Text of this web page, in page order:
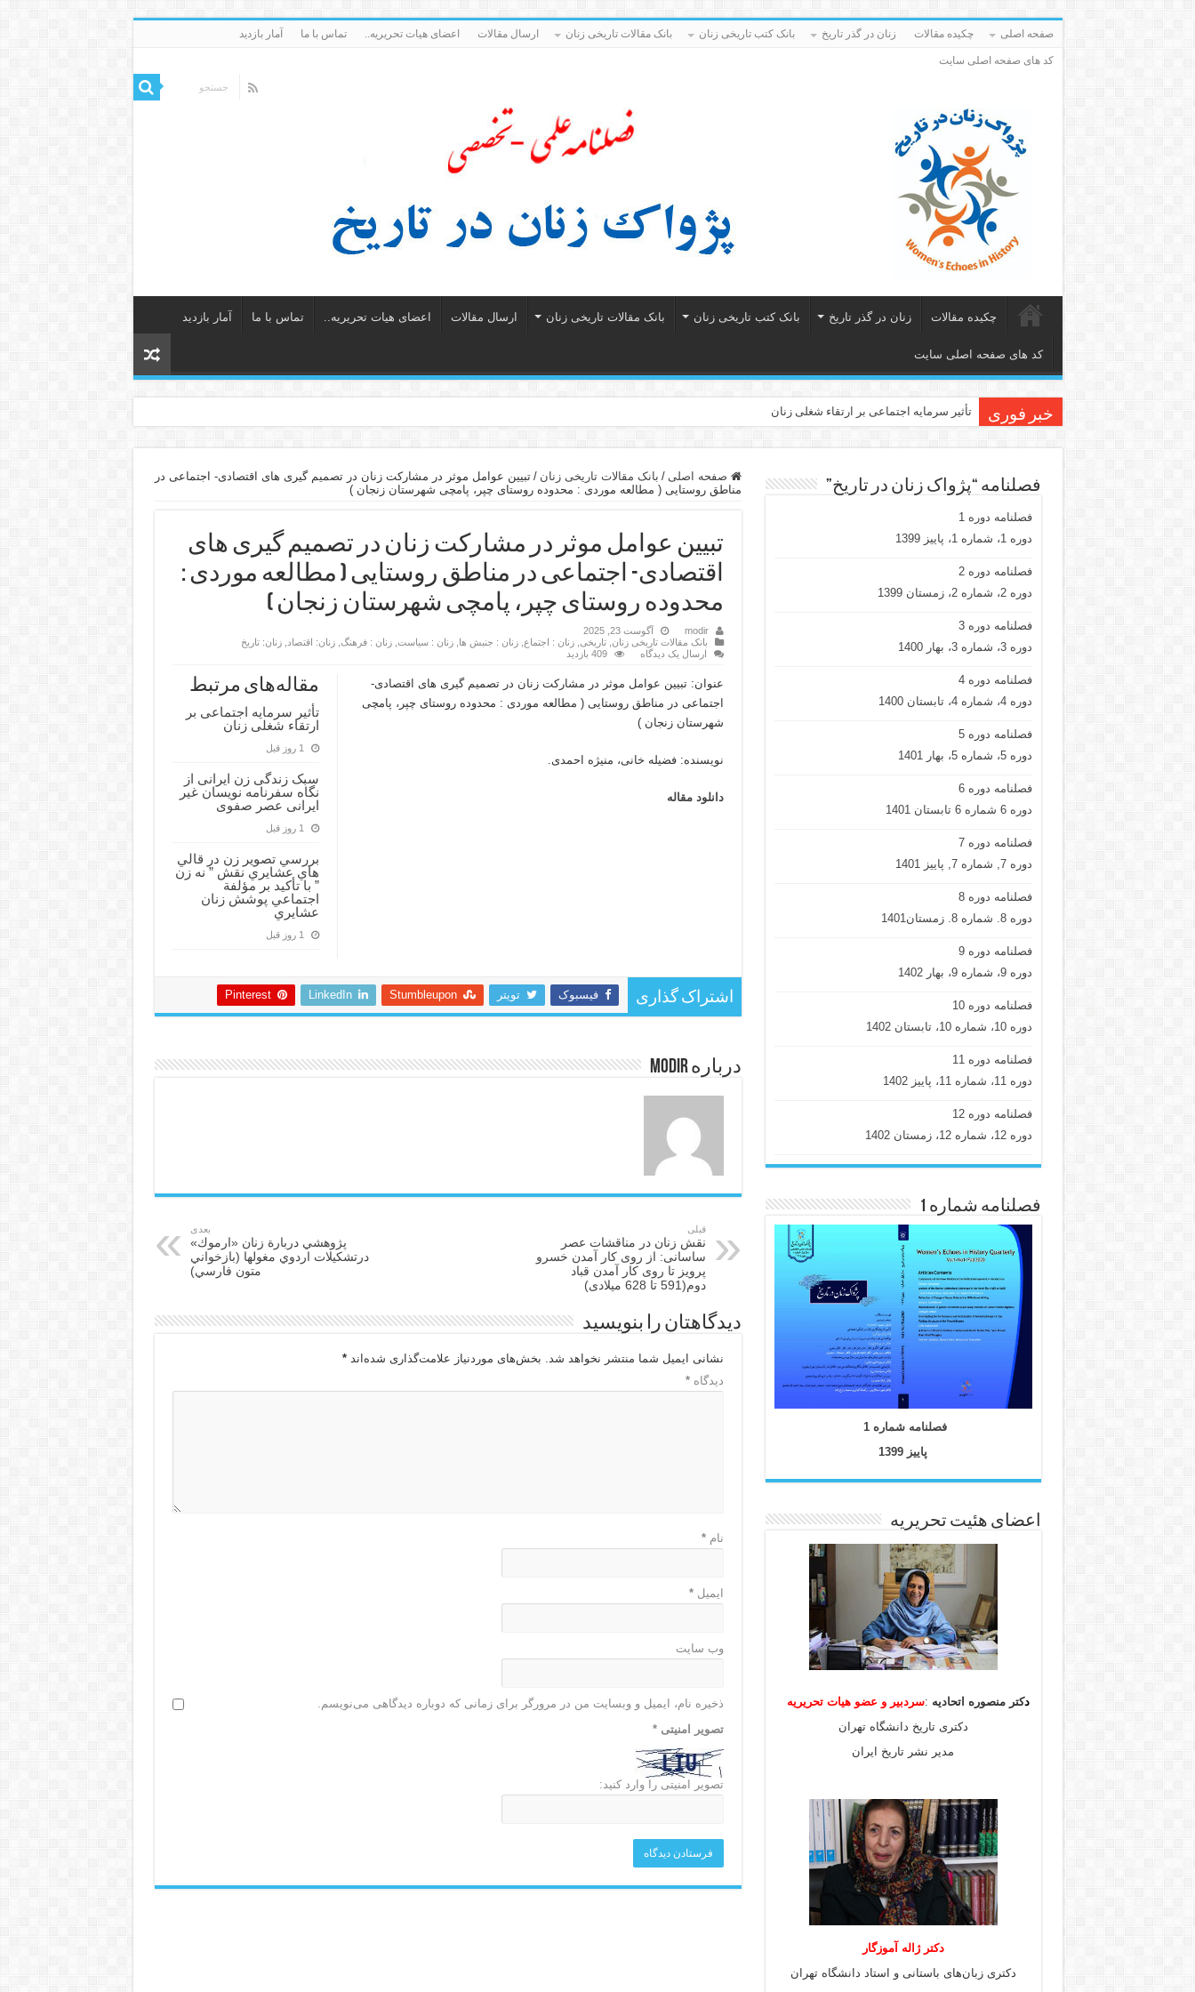
صفحه اصلی چکیده مقالات زنان در گذر تاریخ بانک کتب تاریخی زنان بانک مقالات تاریخی زنان ارسال مقالات اعضای هیات تحریریه.. تماس با ما آمار بازدید
کد های صفحه اصلی سایت
چکیده مقالات زنان در گذر تاریخ بانک کتب تاریخی زنان بانک مقالات تاریخی زنان ارسال مقالات اعضای هیات تحریریه.. تماس با ما آمار بازدید
کد های صفحه اصلی سایت
خبر فوری تأثیر سرمایه اجتماعی بر ارتقاء شغلی زنان
صفحه اصلی / بانک مقالات تاریخی زنان / تبیین عوامل موثر در مشارکت زنان در تصمیم گیری های اقتصادی- اجتماعی در
مناطق روستایی ( مطالعه موردی : محدوده روستای چپر، پامچی شهرستان زنجان )
تبیین عوامل موثر در مشارکت زنان در تصمیم گیری های
اقتصادی- اجتماعی در مناطق روستایی ( مطالعه موردی :
محدوده روستای چپر، پامچی شهرستان زنجان )
modir
آگوست 23, 2025
بانک مقالات تاریخی زنان ,تاریخی ,زنان : اجتماع ,زنان : جنبش ها ,زنان : سیاست ,زنان : فرهنگ ,زنان: اقتصاد ,زنان: تاریخ
ارسال یک دیدگاه
409 بازدید
مقاله‌های مرتبط
تأثیر سرمایه اجتماعی بر
ارتقاء شغلی زنان
1 روز قبل
سبک زندگی زن ایرانی از
نگاه سفرنامه نویسان غیر
ایرانی عصر صفوی
1 روز قبل
بررسي تصوير زن در قالي
هاي عشايري نقش ” نه زن
” با تأكيد بر مؤلفة
اجتماعي پوشش زنان
عشايري
1 روز قبل
عنوان: تبیین عوامل موثر در مشارکت زنان در تصمیم گیری های اقتصادی-
اجتماعی در مناطق روستایی ( مطالعه موردی : محدوده روستای چپر، پامچی
شهرستان زنجان )
نویسنده: فضیله خانی، منیژه احمدی.
دانلود مقاله
اشتراک گذاری فیسبوک تویتر Stumbleupon
LinkedIn
Pinterest
درباره modir
قبلی
نقش زنان در مناقشات عصر
ساسانی: از روی کار آمدن خسرو
پرویز تا روی کار آمدن قباد
دوم(591 تا 628 میلادی)
بعدی
پژوهشي دربارة زنان «ارموك»
درتشكيلات اردوي مغولها (بازخواني
متون فارسي)
دیدگاهتان را بنویسید
نشانی ایمیل شما منتشر نخواهد شد. بخش‌های موردنیاز علامت‌گذاری شده‌اند*
دیدگاه*
نام*
ایمیل*
وب‌ سایت
ذخیره نام، ایمیل و وبسایت من در مرورگر برای زمانی که دوباره دیدگاهی می‌نویسم.
تصویر امنیتی*
تصویر امنیتی را وارد کنید:
فصلنامه “پژواک زنان در تاریخ”
فصلنامه دوره 1
دوره 1، شماره 1، پاییز 1399
فصلنامه دوره 2
دوره 2، شماره 2، زمستان 1399
فصلنامه دوره 3
دوره 3، شماره 3، بهار 1400
فصلنامه دوره 4
دوره 4، شماره 4، تابستان 1400
فصلنامه دوره 5
دوره 5، شماره 5، بهار 1401
فصلنامه دوره 6
دوره 6 شماره 6 تابستان 1401
فصلنامه دوره 7
دوره 7, شماره 7, پاییز 1401
فصلنامه دوره 8
دوره 8. شماره 8. زمستان1401
فصلنامه دوره 9
دوره 9، شماره 9، بهار 1402
فصلنامه دوره 10
دوره 10، شماره 10، تابستان 1402
فصلنامه دوره 11
دوره 11، شماره 11، پاییز 1402
فصلنامه دوره 12
دوره 12، شماره 12، زمستان 1402
فصلنامه شماره 1
فصلنامه شماره 1
پاییز 1399
اعضای هئیت تحریریه
دکتر منصوره اتحادیه :سردبیر و عضو هیات تحریریه
دکتری تاریخ دانشگاه تهران
مدیر نشر تاریخ ایران
دکتر ژاله آموزگار
دکتری زبان‌های باستانی و استاد دانشگاه تهران